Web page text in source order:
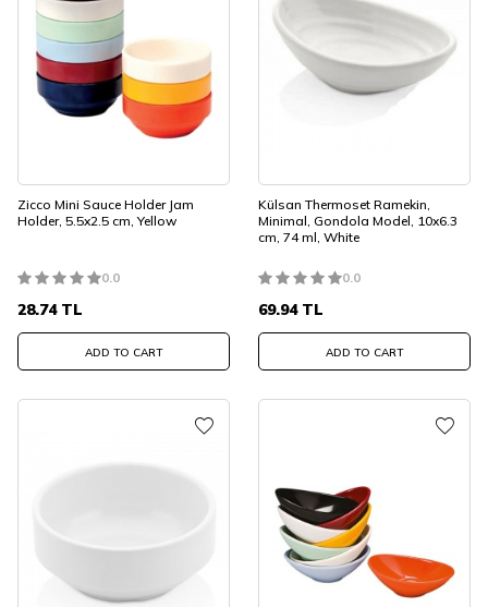
Zicco Mini Sauce Holder Jam
Holder, 5.5x2.5 cm, Yellow
0.0
28.74TL
ADD TO CART
Külsan Thermoset Ramekin,
Minimal, Gondola Model, 10x6.3
cm, 74 ml, White
0.0
69.94TL
ADD TO CART